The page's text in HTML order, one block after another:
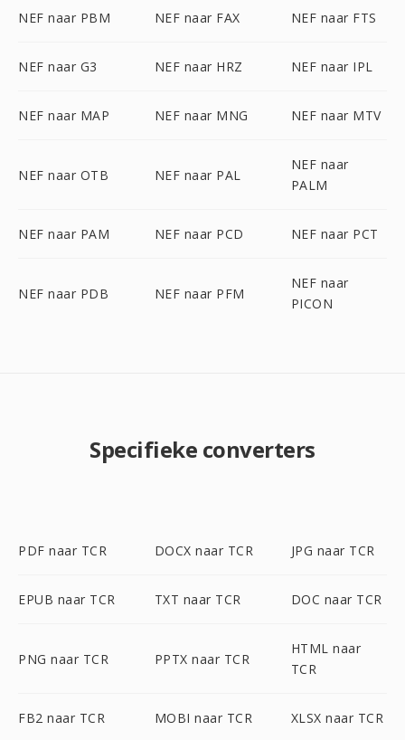
NEF naar PBM NEF naar FAX NEF naar FTS
NEF naar G3 NEF naar HRZ NEF naar IPL
NEF naar MAP NEF naar MNG NEF naar MTV
NEF naar OTB NEF naar PAL
NEF naar
PALM
NEF naar PAM NEF naar PCD NEF naar PCT
NEF naar PDB NEF naar PFM
NEF naar
PICON
Specifieke converters
PDF naar TCR DOCX naar TCR JPG naar TCR
EPUB naar TCR TXT naar TCR DOC naar TCR
PNG naar TCR PPTX naar TCR
HTML naar
TCR
FB2 naar TCR MOBI naar TCR XLSX naar TCR